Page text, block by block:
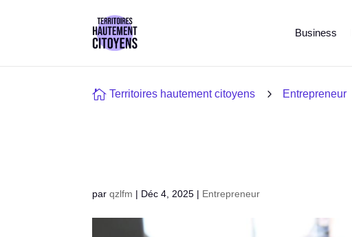
Business
 Territoires hautement citoyens 5 Entrepreneur
parqzlfm | Déc 4, 2025 | Entrepreneur